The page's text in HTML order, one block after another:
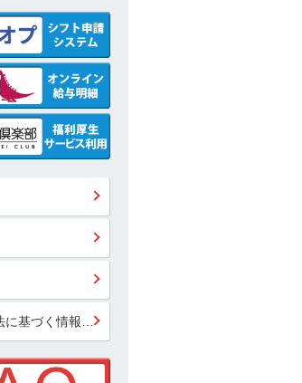
労働者派遣法に基づく情報公開